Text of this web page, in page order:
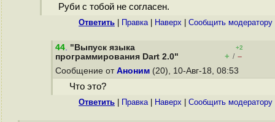
Руби с тобой не согласен.
Ответить Правка| Наверх Cообщить модератору
44. "Выпуск языка
программирования Dart 2.0"
+2
+ / –
Сообщение от Аноним (20), 10-Авг-18, 08:53
Что это?
Ответить Правка| Наверх Cообщить модератору